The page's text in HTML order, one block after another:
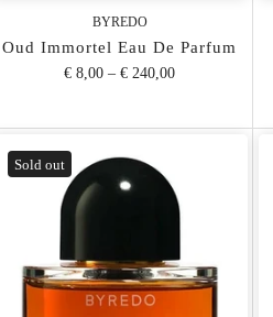
BYREDO
Oud Immortel Eau De Parfum
€ 8,00–€ 240,00
Sold out